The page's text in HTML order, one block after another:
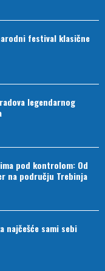
festival klasične
legendarnog
pod kontrolom: Od
na području Trebinja
najčešće sami sebi